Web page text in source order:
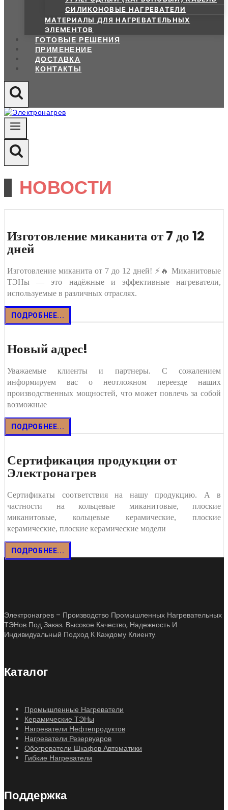
СИЛИКОНОВЫЕ НАГРЕВАТЕЛИ
МАТЕРИАЛЫ ДЛЯ НАГРЕВАТЕЛЬНЫХ
ЭЛЕМЕНТОВ
ГОТОВЫЕ РЕШЕНИЯ
ПРИМЕНЕНИЕ
ДОСТАВКА
КОНТАКТЫ
НОВОСТИ
Изготовление миканита от 7 до 12
дней
Изготовление миканита от 7 до 12 дней! ⚡🔥 Миканитовые
ТЭНы — это надёжные и эффективные нагреватели,
используемые в различных отраслях.
ПОДРОБНЕЕ...
Новый адрес!
Уважаемые клиенты и партнеры. С сожалением
информируем вас о неотложном переезде наших
производственных мощностей, что может повлечь за собой
возможные
ПОДРОБНЕЕ...
Сертификация продукции от
Электронагрев
Сертификаты соответствия на нашу продукцию. А в
частности на кольцевые миканитовые, плоские
миканитовые, кольцевые керамические, плоские
керамические, плоские керамические модели
ПОДРОБНЕЕ...
Электронагрев – Производство Промышленных Нагревательных
ТЭНов Под Заказ. Высокое Качество, Надежность И
Индивидуальный Подход К Каждому Клиенту.
Каталог
Промышленные Нагреватели
Керамические ТЭНы
Нагреватели Нефтепродуктов
Нагреватели Резервуаров
Обогреватели Шкафов Автоматики
Гибкие Нагреватели
Поддержка